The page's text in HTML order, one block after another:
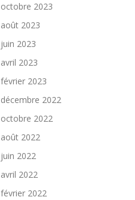
octobre 2023
août 2023
juin 2023
avril 2023
février 2023
décembre 2022
octobre 2022
août 2022
juin 2022
avril 2022
février 2022